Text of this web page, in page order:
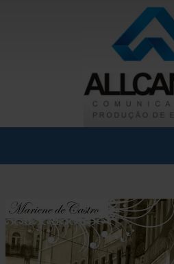
QUEM SOMOS
SERVIÇOS EM COMUNICAÇÃO